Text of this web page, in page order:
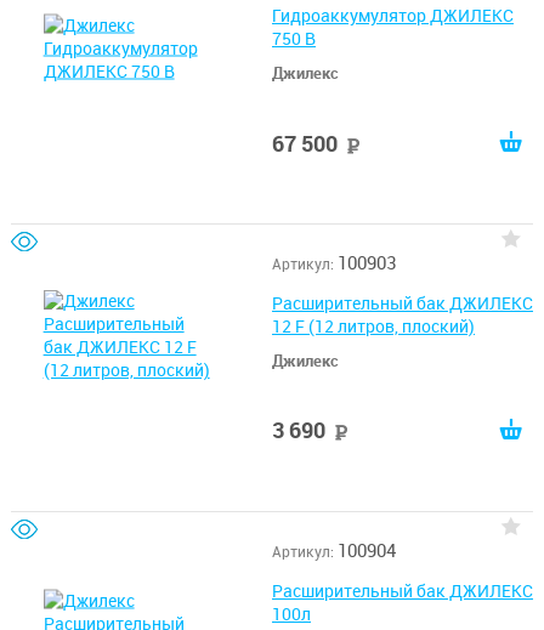
Гидроаккумулятор ДЖИЛЕКС
750 В
Джилекс
67 500
Артикул: 100903
Расширительный бак ДЖИЛЕКС
12 F (12 литров, плоский)
Джилекс
3 690
Артикул: 100904
Расширительный бак ДЖИЛЕКС
100л